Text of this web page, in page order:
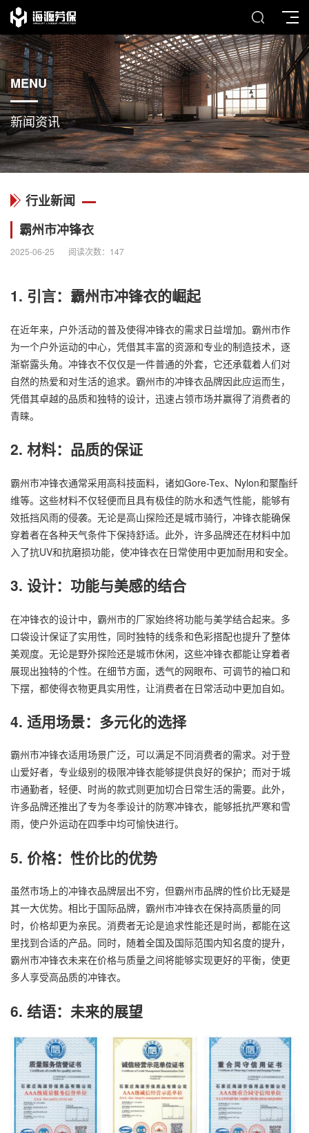
MENU
新闻资讯
行业新闻
霸州市冲锋衣
2025-06-25 阅读次数： 147
1. 引言：霸州市冲锋衣的崛起
在近年来，户外活动的普及使得冲锋衣的需求日益增加。霸州市作
为一个户外运动的中心，凭借其丰富的资源和专业的制造技术，逐
渐崭露头角。冲锋衣不仅仅是一件普通的外套，它还承载着人们对
自然的热爱和对生活的追求。霸州市的冲锋衣品牌因此应运而生，
凭借其卓越的品质和独特的设计，迅速占领市场并赢得了消费者的
青睐。
2. 材料：品质的保证
霸州市冲锋衣通常采用高科技面料，诸如Gore-Tex、Nylon和聚酯纤
维等。这些材料不仅轻便而且具有极佳的防水和透气性能，能够有
效抵挡风雨的侵袭。无论是高山探险还是城市骑行，冲锋衣能确保
穿着者在各种天气条件下保持舒适。此外，许多品牌还在材料中加
入了抗UV和抗磨损功能，使冲锋衣在日常使用中更加耐用和安全。
3. 设计：功能与美感的结合
在冲锋衣的设计中，霸州市的厂家始终将功能与美学结合起来。多
口袋设计保证了实用性，同时独特的线条和色彩搭配也提升了整体
美观度。无论是野外探险还是城市休闲，这些冲锋衣都能让穿着者
展现出独特的个性。在细节方面，透气的网眼布、可调节的袖口和
下摆，都使得衣物更具实用性，让消费者在日常活动中更加自如。
4. 适用场景：多元化的选择
霸州市冲锋衣适用场景广泛，可以满足不同消费者的需求。对于登
山爱好者，专业级别的极限冲锋衣能够提供良好的保护；而对于城
市通勤者，轻便、时尚的款式则更加切合日常生活的需要。此外，
许多品牌还推出了专为冬季设计的防寒冲锋衣，能够抵抗严寒和雪
雨，使户外运动在四季中均可愉快进行。
5. 价格：性价比的优势
虽然市场上的冲锋衣品牌层出不穷，但霸州市品牌的性价比无疑是
其一大优势。相比于国际品牌，霸州市冲锋衣在保持高质量的同
时，价格却更为亲民。消费者无论是追求性能还是时尚，都能在这
里找到合适的产品。同时，随着全国及国际范围内知名度的提升，
霸州市冲锋衣未来在价格与质量之间将能够实现更好的平衡，使更
多人享受高品质的冲锋衣。
6. 结语：未来的展望